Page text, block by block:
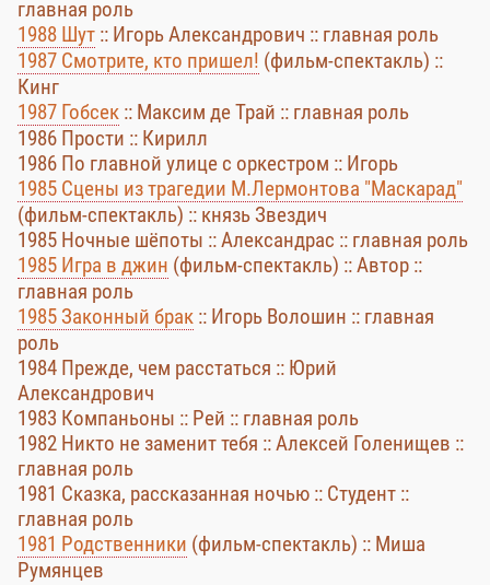
главная роль
1988 Шут :: Игорь Александрович :: главная роль
1987 Смотрите, кто пришел! (фильм-спектакль) ::
Кинг
1987 Гобсек :: Максим де Трай :: главная роль
1986 Прости :: Кирилл
1986 По главной улице с оркестром :: Игорь
1985 Сцены из трагедии М.Лермонтова "Маскарад"
(фильм-спектакль) :: князь Звездич
1985 Ночные шёпоты :: Александрас :: главная роль
1985 Игра в джин (фильм-спектакль) :: Автор ::
главная роль
1985 Законный брак :: Игорь Волошин :: главная
роль
1984 Прежде, чем расстаться :: Юрий
Александрович
1983 Компаньоны :: Рей :: главная роль
1982 Никто не заменит тебя :: Алексей Голенищев ::
главная роль
1981 Сказка, рассказанная ночью :: Студент ::
главная роль
1981 Родственники (фильм-спектакль) :: Миша
Румянцев